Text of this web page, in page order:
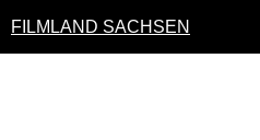
FILMLAND SACHSEN